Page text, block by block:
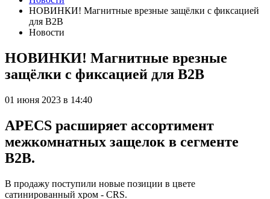
НОВИНКИ! Магнитные врезные защёлки с фиксацией
для B2B
Новости
НОВИНКИ! Магнитные врезные
защёлки с фиксацией для B2B
01 июня 2023 в 14:40
APECS расширяет ассортимент
межкомнатных защелок в сегменте
В2В.
В продажу поступили новые позиции в цвете
сатинированный хром - CRS.